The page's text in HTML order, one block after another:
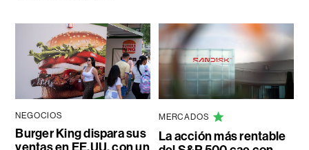
NEGOCIOS
Burger King dispara sus
ventas en EE.UU. con un
MERCADOS
La acción más rentable